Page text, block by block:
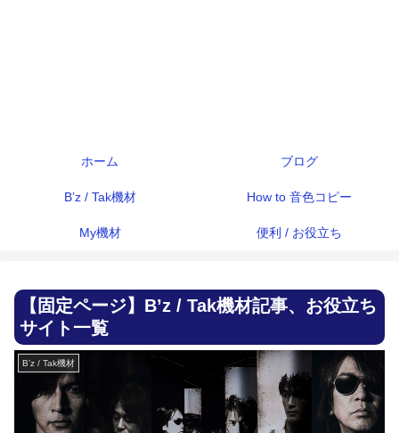
ホーム ブログ
B’z / Tak機材 How to 音色コピー
My機材 便利 / お役立ち
【固定ページ】B’z / Tak機材記事、お役立ち
サイト一覧
B’z / Tak機材